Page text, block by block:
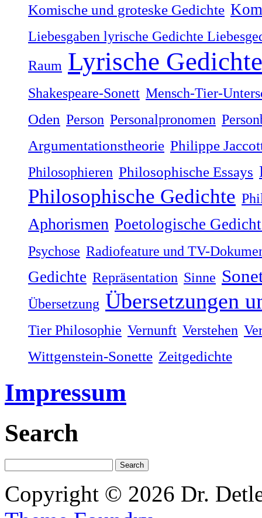
Komische und groteske Gedichte
Liebesgaben lyrische Gedichte
Raum Lyrische Gedichte
Shakespeare-Sonett Mensch-Tier-
Oden Person Personalpronomen
Argumentationstheorie Philippe
Philosophieren Philosophische Essays
Philosophische Gedichte
Aphorismen Poetologische
Psychose Radiofeature und TV-
Gedichte Repräsentation Sinne
Übersetzung Übersetzungen
Tier Philosophie Vernunft Verstehen
Wittgenstein-Sonette Zeitgedichte
Impressum
Search
Copyright © 2026 Dr.